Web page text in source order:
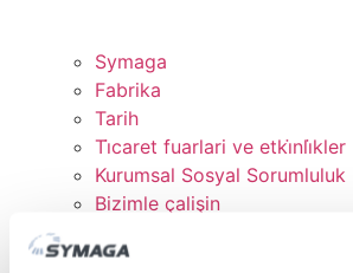
Symaga
Fabrika
Tarih
Ti̇caret fuarlari ve etki̇nli̇kler
Kurumsal Sosyal Sorumluluk
Bizimle çalişin
İNDİRMELER